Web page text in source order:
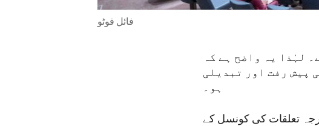
فائل فوٹو
لہٰذا یہ واضح ہے کہ
پیش رفت اور تبدیلی
ہو۔
تعلقات کی کونسل کے